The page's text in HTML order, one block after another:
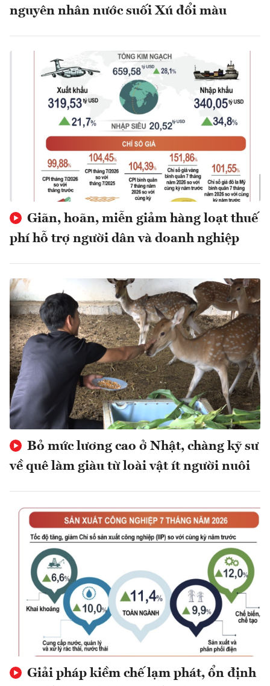
nguyên nhân nước suối Xú đổi màu
Giãn, hoãn, miễn giảm hàng loạt thuế
phí hỗ trợ người dân và doanh nghiệp
Bỏ mức lương cao ở Nhật, chàng kỹ sư
về quê làm giàu từ loài vật ít người nuôi
Giải pháp kiềm chế lạm phát, ổn định